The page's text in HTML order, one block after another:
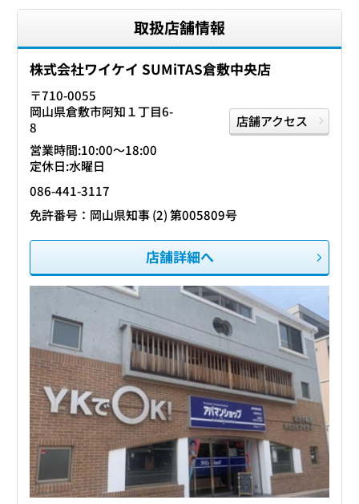
取扱店舗情報
株式会社ワイケイ SUMiTAS倉敷中央店
〒710-0055
岡山県倉敷市阿知１丁目6-
8
店舗アクセス
営業時間:10:00〜18:00
定休日:水曜日
086-441-3117
免許番号：岡山県知事 (2) 第005809号
店舗詳細へ